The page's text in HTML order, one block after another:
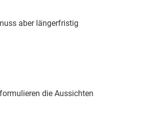
aber längerfristig
die Aussichten